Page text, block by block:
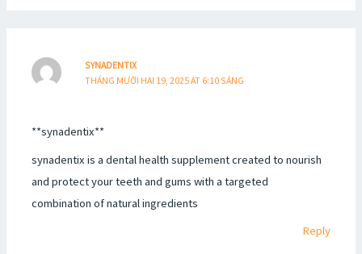
SYNADENTIX
THÁNG MƯỜI HAI 19, 2025 AT 6:10 SÁNG
**synadentix**
synadentix is a dental health supplement created to nourish
and protect your teeth and gums with a targeted
combination of natural ingredients
Reply